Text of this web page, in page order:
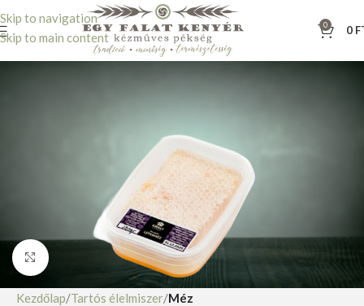
Skip to navigation
Skip to main content
0 0
Nagyításhoz kattints ide
Kezdőlap Tartós élelmiszer Méz